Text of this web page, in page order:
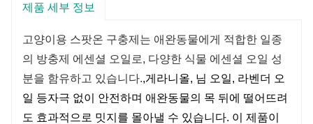
제품 세부 정보
고양이용 스팟온 구충제는 애완동물에게 적합한 일종
의 방충제 에센셜 오일로, 다양한 식물 에센셜 오일 성
분을 함유하고 있습니다.,게라니올, 님 오일, 라벤더 오
일 등자극 없이 안전하며 애완동물의 목 뒤에 떨어뜨려
도 효과적으로 밋지를 몰아낼 수 있습니다. 이 제품이